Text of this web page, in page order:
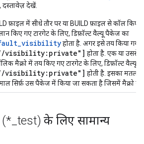
दस्तावेज़ देखें.
फ़ाइल में सीधे तौर पर या BUILD फ़ाइल से कॉल किए
किए गए टारगेट के लिए, डिफ़ॉल्ट वैल्यू पैकेज का
होता है. अगर इसे तय किया गया
visibility:private"] होता है. एक या उससे
मैक्रो में तय किए गए टारगेट के लिए, डिफ़ॉल्ट वैल्यू
visibility:private"] होती है. इसका मतलब
सिर्फ़ उस पैकेज में किया जा सकता है जिसमें मैक्रो
(* test) के लिए सामान्य